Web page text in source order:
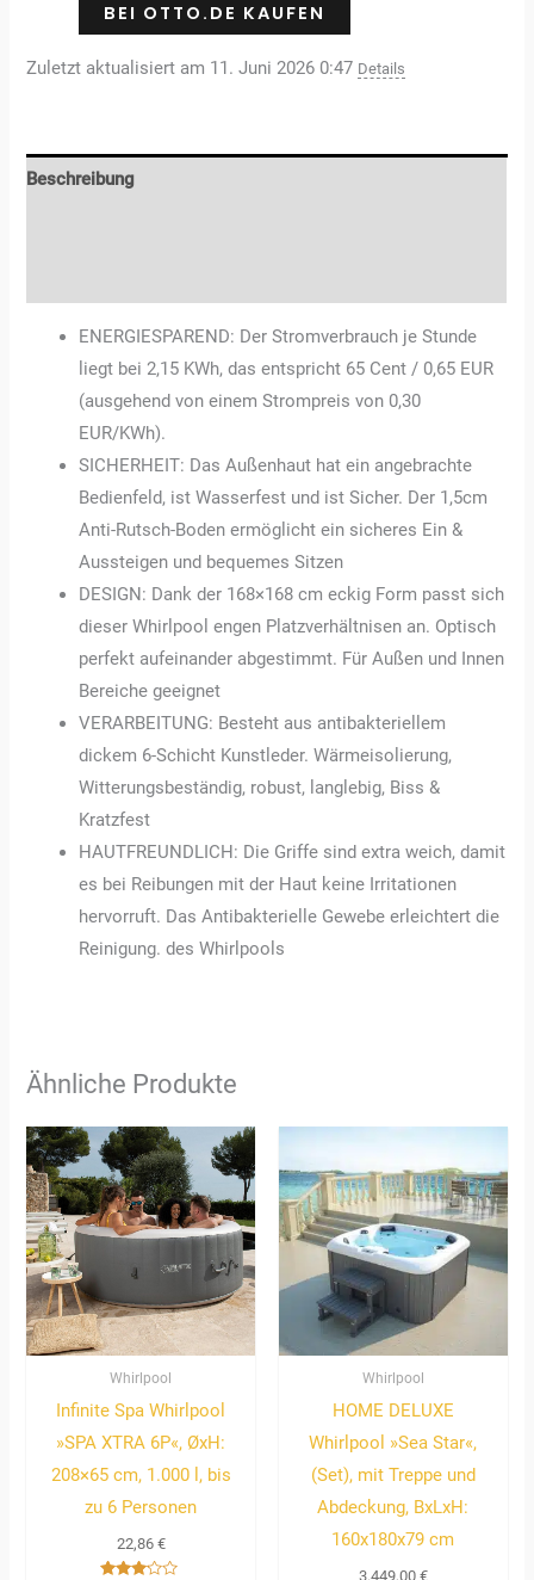
BEI OTTO.DE KAUFEN
Zuletzt aktualisiert am 11. Juni 2026 0:47 Details
Beschreibung
ENERGIESPAREND: Der Stromverbrauch je Stunde
liegt bei 2,15 KWh, das entspricht 65 Cent / 0,65 EUR
(ausgehend von einem Strompreis von 0,30
EUR/KWh).
SICHERHEIT: Das Außenhaut hat ein angebrachte
Bedienfeld, ist Wasserfest und ist Sicher. Der 1,5cm
Anti-Rutsch-Boden ermöglicht ein sicheres Ein &
Aussteigen und bequemes Sitzen
DESIGN: Dank der 168×168 cm eckig Form passt sich
dieser Whirlpool engen Platzverhältnisen an. Optisch
perfekt aufeinander abgestimmt. Für Außen und Innen
Bereiche geeignet
VERARBEITUNG: Besteht aus antibakteriellem
dickem 6-Schicht Kunstleder. Wärmeisolierung,
Witterungsbeständig, robust, langlebig, Biss &
Kratzfest
HAUTFREUNDLICH: Die Griffe sind extra weich, damit
es bei Reibungen mit der Haut keine Irritationen
hervorruft. Das Antibakterielle Gewebe erleichtert die
Reinigung. des Whirlpools
Ähnliche Produkte
Whirlpool
Infinite Spa Whirlpool
»SPA XTRA 6P«, ØxH:
208×65 cm, 1.000 l, bis
zu 6 Personen
22,86 €
Whirlpool
HOME DELUXE
Whirlpool »Sea Star«,
(Set), mit Treppe und
Abdeckung, BxLxH:
160x180x79 cm
3.449,00 €